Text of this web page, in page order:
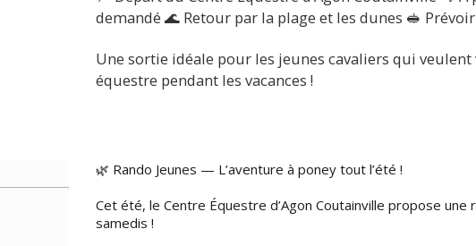
demandé 🌊 Retour par la plage et les dunes 🥪
Une sortie idéale pour les jeunes cavaliers qui
équestre pendant les vacances !
🌿 Rando Jeunes — L’aventure à poney tout l’été !
Cet été, le Centre Équestre d’Agon Coutainville propose
samedis !